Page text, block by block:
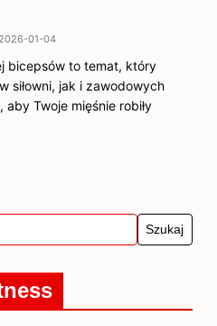
2026-01-04
bicepsów to temat, który
siłowni, jak i zawodowych
Twoje mięśnie robiły